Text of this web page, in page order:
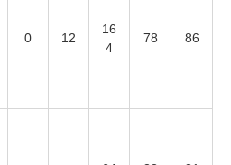
0 12
16
4
78 86